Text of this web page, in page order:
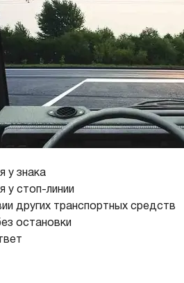
у знака
у стоп-линии
других транспортных средств
остановки